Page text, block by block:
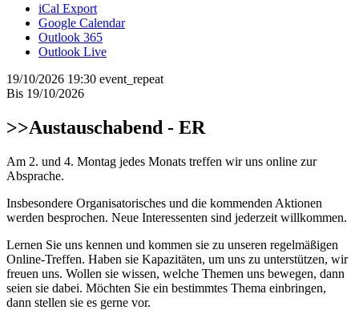
iCal Export
Google Calendar
Outlook 365
Outlook Live
19/10/2026 19:30 event_repeat
Bis 19/10/2026
>>Austauschabend - ER
Am 2. und 4. Montag jedes Monats treffen wir uns online zur
Absprache.
Insbesondere Organisatorisches und die kommenden Aktionen
werden besprochen. Neue Interessenten sind jederzeit willkommen.
Lernen Sie uns kennen und kommen sie zu unseren regelmäßigen
Online-Treffen. Haben sie Kapazitäten, um uns zu unterstützen, wir
freuen uns. Wollen sie wissen, welche Themen uns bewegen, dann
seien sie dabei. Möchten Sie ein bestimmtes Thema einbringen,
dann stellen sie es gerne vor.